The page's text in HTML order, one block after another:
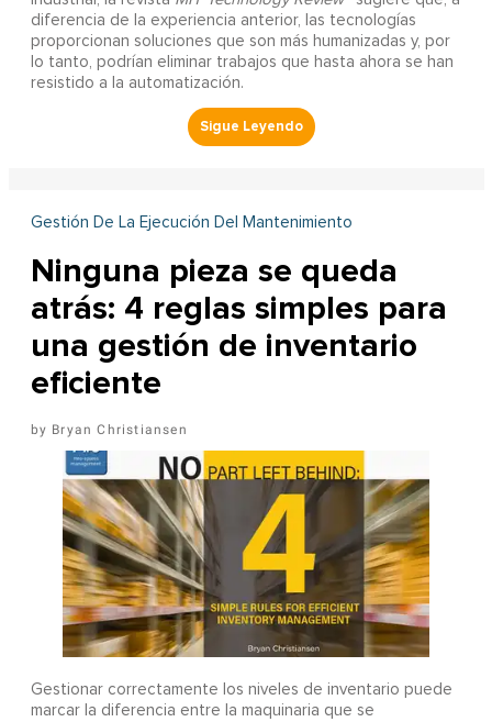
diferencia de la experiencia anterior, las tecnologías
proporcionan soluciones que son más humanizadas y, por
lo tanto, podrían eliminar trabajos que hasta ahora se han
resistido a la automatización.
Gestión De La Ejecución Del Mantenimiento
Ninguna pieza se queda
atrás: 4 reglas simples para
una gestión de inventario
eficiente
Bryan Christiansen
Gestionar correctamente los niveles de inventario puede
marcar la diferencia entre la maquinaria que se